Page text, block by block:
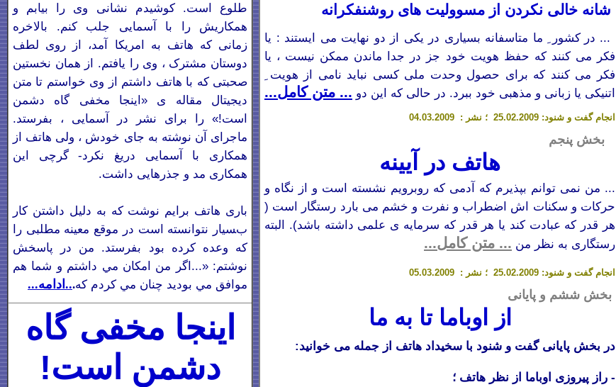
طلوع است. کوشيدم نشانی وی را بيابم و
همکاريش را با آسمايی جلب کنم. بالاخره
زمانی که هاتف به امريکا آمد، از روی لطف
دوستان مشترک ، وی را يافتم. از همان نخستين
صحبتی که با هاتف داشتم از وی خواستم تا متن
ديجيتال مقاله
ی «اینجا مخفی گاه دشمن
است!» را برای نشر در آسمايی ، بفرستد.
ماجرای آن نوشته به جای خودش ، ولی هاتف از
همکاری با آسمایی دریغ نکرد- گرچی این
همکاری مد و جذرهایی داشت.
باری هاتف برایم نوشت که به دلیل داشتن کار
بسیار نتوانسته است در موقع معینه مطلبی را
که وعده کرده بود بفرستد. من در پاسخش
نوشتم: «...اگر من امکان مي داشتم و شما هم
موافق مي بوديد چنان مي کردم که...ادامه...
اینجا مخفی گاه
دشمن است!
شانه خالی نکردن از مسوولیت های روشنفکرانه
... در کشور ِ ما متاسفانه بسیاری در یکی از دو نهایت می ایستند : یا
فکر می کنند که حفظ هویت خود جز در جدا ماندن ممکن نیست ، یا
فکر می کنند که برای حصول وحدت ملی کسی نباید نامی از هویت ِ
اتنیکی یا زبانی و مذهبی خود ببرد. در حالی که این دو ... متن کامل...
انجام گفت و شنود: 25 .02.2009 ؛ نشر : 04.03.2009
بخش پنجم
هاتف در آیینه
... من نمی توانم بپذیرم که آدمی که روبرویم نشسته است و از نگاه و
حرکات و سکنات اش اضطراب و نفرت و خشم می بارد رستگار است (
هر قدر که عبادت کند یا هر قدر که سرمایه ی علمی داشته باشد). البته
رستگاری به نظر من ... متن کامل...
انجام گفت و شنود: 25 .02.2009 ؛ نشر : 05.03.2009
بخش ششم و پایانی
از اوباما تا به ما
در بخش پایانی گفت و شنود با سخیداد هاتف از جمله می خوانید:
- راز پیروزی اوباما از نظر هاتف ؛